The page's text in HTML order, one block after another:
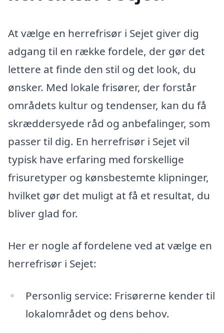
At vælge en herrefrisør i Sejet giver dig
adgang til en række fordele, der gør det
lettere at finde den stil og det look, du
ønsker. Med lokale frisører, der forstår
områdets kultur og tendenser, kan du få
skræddersyede råd og anbefalinger, som
passer til dig. En herrefrisør i Sejet vil
typisk have erfaring med forskellige
frisuretyper og kønsbestemte klipninger,
hvilket gør det muligt at få et resultat, du
bliver glad for.
Her er nogle af fordelene ved at vælge en
herrefrisør i Sejet:
Personlig service: Frisørerne kender til
lokalområdet og dens behov.